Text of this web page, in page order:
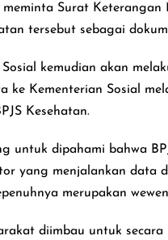
Surat Keterangan
tersebut sebagai
Sosial kemudian akan
ke Kementerian Sosial
Kesehatan.
untuk dipahami bahwa
yang menjalankan data
merupakan
diimbau untuk